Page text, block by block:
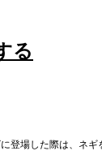
る
登場した際は、ネギ